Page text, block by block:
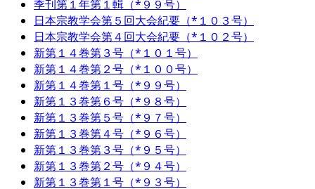
季刊第１年第１輯（*９９号）
日本宗教学会第５回大会紀要（*１０３号）
日本宗教学会第４回大会紀要（*１０２号）
新第１４巻第３号（*１０１号）
新第１４巻第２号（*１００号）
新第１４巻第１号（*９９号）
新第１３巻第６号（*９８号）
新第１３巻第５号（*９７号）
新第１３巻第４号（*９６号）
新第１３巻第３号（*９５号）
新第１３巻第２号（*９４号）
新第１３巻第１号（*９３号）